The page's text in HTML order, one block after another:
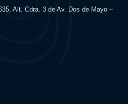
Alt. Cdra. 3 de Av. Dos de Mayo –